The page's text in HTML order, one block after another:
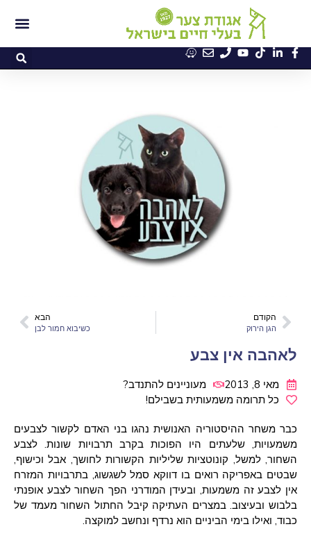
הקודם
הגן הירוק
הבא
כשיבוא חמור לבן
לאהבה אין צבע
מאי 8, 2013
מעוניינים להתנדב?
כל תרומה משמעותית בשבילם!
כבר משחר ההיסטוריה האנושית נהגו בני האדם לקשור לצבעים
משמעויות, שלעתים היו הפוכות בקרב תרבויות שונות. לצבע
השחור, למשל, קונוטציות שליליות הקשורות לחושך, אבל וכישוף,
שבטים באפריקה רואים בו דווקא סמל לשגשוג, בתרבויות המזרח
אין לצבע זה משמעות, ובעידן המודרני הפך השחור לצבע אופנתי
בלבוש ובעיצוב. במצרים העתיקה קיבל החתול השחור מעמד של
כבוד, ואילו בימי הביניים הוא נרדף ונחשב למוקצה.